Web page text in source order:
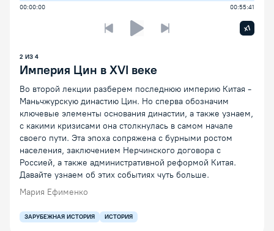
00:00:00 00:55:41
Предыдущая лекцияСледующая лекция
x1
2 ИЗ 4
Империя Цин в XVI веке
Во второй лекции разберем последнюю империю Китая -
Маньчжурскую династию Цин. Но сперва обозначим
ключевые элементы основания династии, а также узнаем,
с какими кризисами она столкнулась в самом начале
своего пути. Эта эпоха сопряжена с бурными ростом
населения, заключением Нерчинского договора с
Россией, а также административной реформой Китая.
Давайте узнаем об этих событиях чуть больше.
Мария Ефименко
ЗАРУБЕЖНАЯ ИСТОРИЯ ИСТОРИЯ